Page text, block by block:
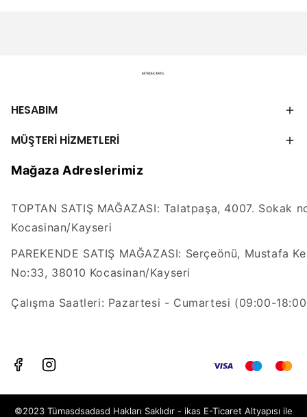
HESABIM
MÜŞTERİ HİZMETLERİ
Mağaza Adreslerimiz
TOPTAN SATIŞ MAĞAZASI: Talatpaşa, 4007. Sokak
Kocasinan/Kayseri
PAREKENDE SATIŞ MAĞAZASI: Serçeönü, Mustafa
No:33, 38010 Kocasinan/Kayseri
Çalışma Saatleri: Pazartesi - Cumartesi (09:00-
©2023 Tümasdsadasd Hakları Saklıdır - ikas E-Ticaret Altyapısı ile